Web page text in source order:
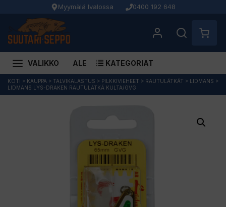
Myymälä Ivalossa 0400 192 648
VALIKKO ALE KATEGORIAT
Siirry
sisältöön
KOTI > KAUPPA > TALVIKALASTUS > PILKKIVIEHEET > RAUTULÄTKÄT > LIDMANS >
LIDMANS LYS-DRAKEN RAUTULÄTKÄ KULTA/GVG